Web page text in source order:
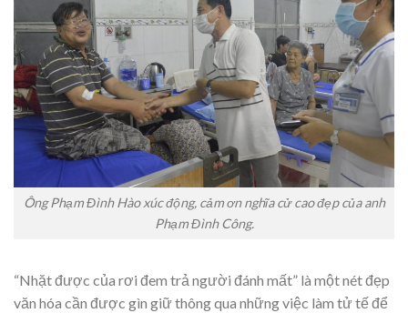
Ông Phạm Đình Hào xúc động, cảm ơn nghĩa cử cao đẹp của anh
Phạm Đình Công.
“Nhặt được của rơi đem trả người đánh mất” là một nét đẹp
văn hóa cần được gìn giữ thông qua những việc làm tử tế để